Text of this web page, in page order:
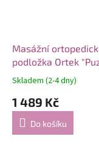
Masážní
podložka Ortek
Mix" 8 modulů + Hra
"Lesní
Skladem (2-4 dny)
1 489 Kč
Do košíku